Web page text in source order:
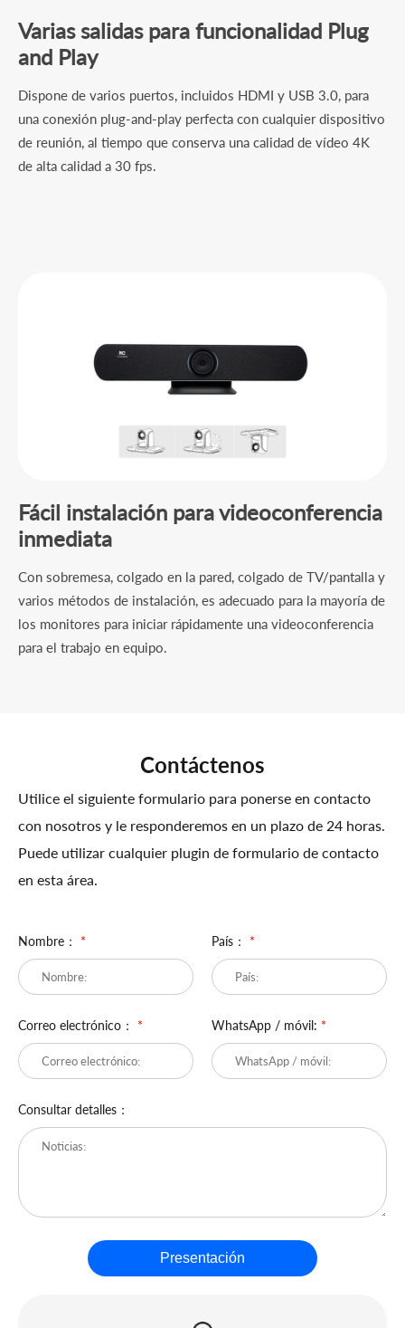
Varias salidas para funcionalidad Plug
and Play
Dispone de varios puertos, incluidos HDMI y USB 3.0, para
una conexión plug-and-play perfecta con cualquier dispositivo
de reunión, al tiempo que conserva una calidad de vídeo 4K
de alta calidad a 30 fps.
Fácil instalación para videoconferencia
inmediata
Con sobremesa, colgado en la pared, colgado de TV/pantalla y
varios métodos de instalación, es adecuado para la mayoría de
los monitores para iniciar rápidamente una videoconferencia
para el trabajo en equipo.
Contáctenos
Utilice el siguiente formulario para ponerse en contacto
con nosotros y le responderemos en un plazo de 24 horas.
Puede utilizar cualquier plugin de formulario de contacto
en esta área.
Nombre： * País： *
Correo electrónico： * WhatsApp / móvil: *
Consultar detalles：
Presentación